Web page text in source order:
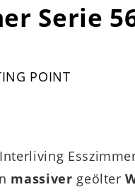
Serie
POINT
massiver geölter